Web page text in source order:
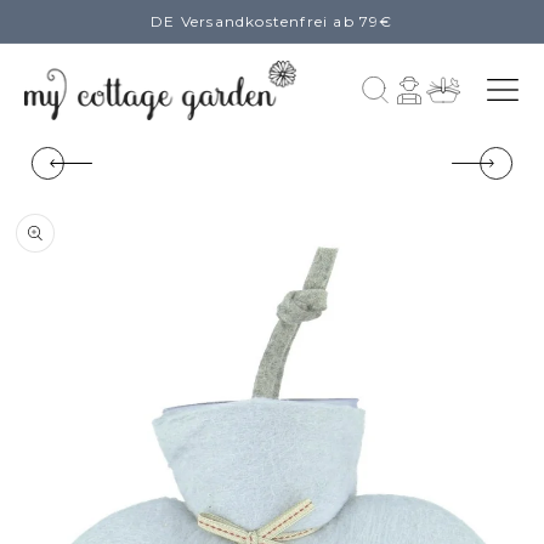
Inhalt
DE Versandkostenfrei ab 79€
Einloggen
Warenkorb